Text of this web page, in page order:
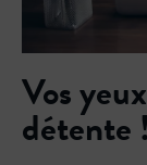
Vos
détente !